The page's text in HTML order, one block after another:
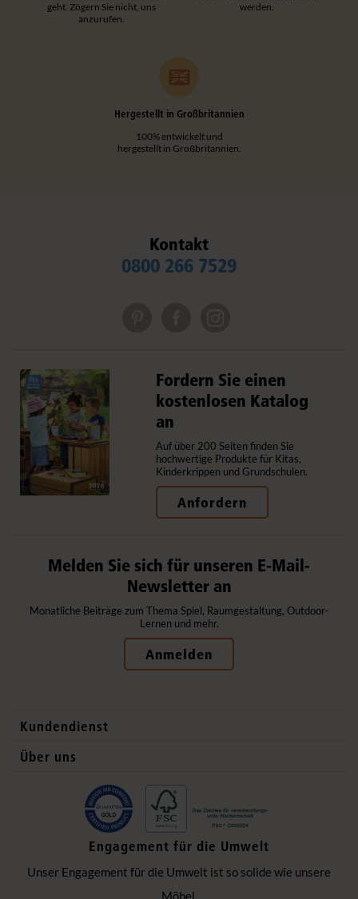
geht. Zögern Sie nicht, uns
anzurufen.
werden.
Hergestellt in Großbritannien
100% entwickelt und
hergestellt in Großbritannien.
Kontakt
0800 266 7529
Fordern Sie einen
kostenlosen Katalog
an
Auf über 200 Seiten finden Sie
hochwertige Produkte für Kitas,
Kinderkrippen und Grundschulen.
Anfordern
Melden Sie sich für unseren E-Mail-
Newsletter an
Monatliche Beiträge zum Thema Spiel, Raumgestaltung, Outdoor-
Lernen und mehr.
Anmelden
Kundendienst
Kontaktdaten
Häufig gestellte Fragen
Datenschutzerklärung
Impressum
Über uns
Qualitätsprodukte
Gesund und sicher
Flexible Einrichtung
Ökologisch verantwortlich
Einzigartige Zusammenarbeit
Engagement für die Umwelt
Unser Engagement für die Umwelt ist so solide wie unsere
Möbel.